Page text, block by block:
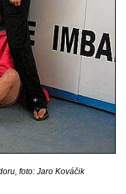
foto: Jaro Kováčik